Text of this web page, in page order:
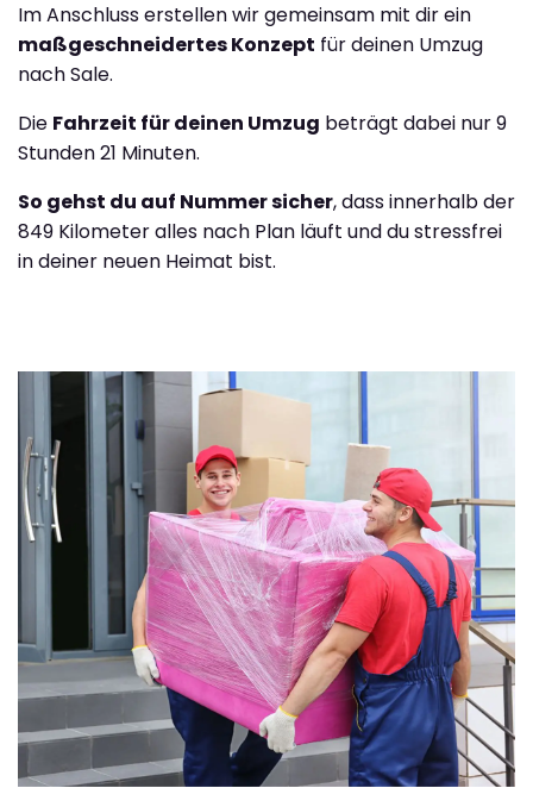
Im Anschluss erstellen wir gemeinsam mit dir ein
maßgeschneidertes Konzept für deinen Umzug
nach Sale.
Die Fahrzeit für deinen Umzug beträgt dabei nur 9
Stunden 21 Minuten.
So gehst du auf Nummer sicher, dass innerhalb der
849 Kilometer alles nach Plan läuft und du stressfrei
in deiner neuen Heimat bist.